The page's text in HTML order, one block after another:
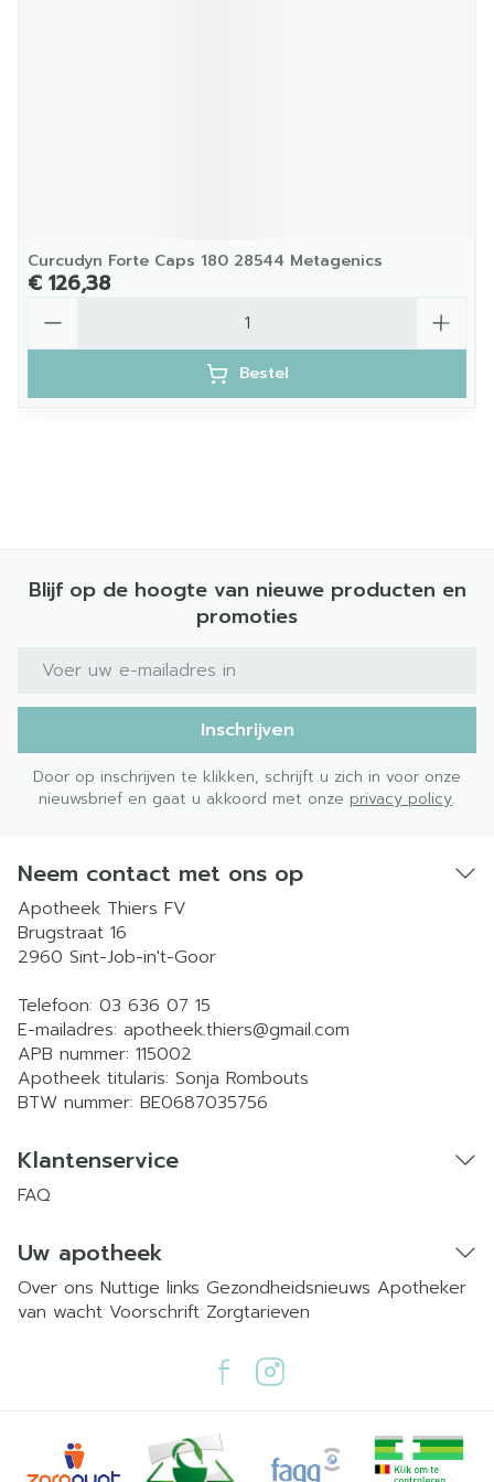
Curcudyn Forte Caps 180 28544 Metagenics
€ 126,38
Bestel
Blijf op de hoogte van nieuwe producten en
promoties
E-mail adres
Inschrijven
Door op inschrijven te klikken, schrijft u zich in voor onze
nieuwsbrief en gaat u akkoord met onze privacy policy.
Neem contact met ons op
Apotheek Thiers FV
Brugstraat 16
2960 Sint-Job-in't-Goor
Telefoon: 03 636 07 15
E-mailadres: apotheek.thiers@gmail.com
APB nummer: 115002
Apotheek titularis: Sonja Rombouts
BTW nummer: BE0687035756
Klantenservice
FAQ
Uw apotheek
Over ons Nuttige links Gezondheidsnieuws Apotheker
van wacht Voorschrift Zorgtarieven